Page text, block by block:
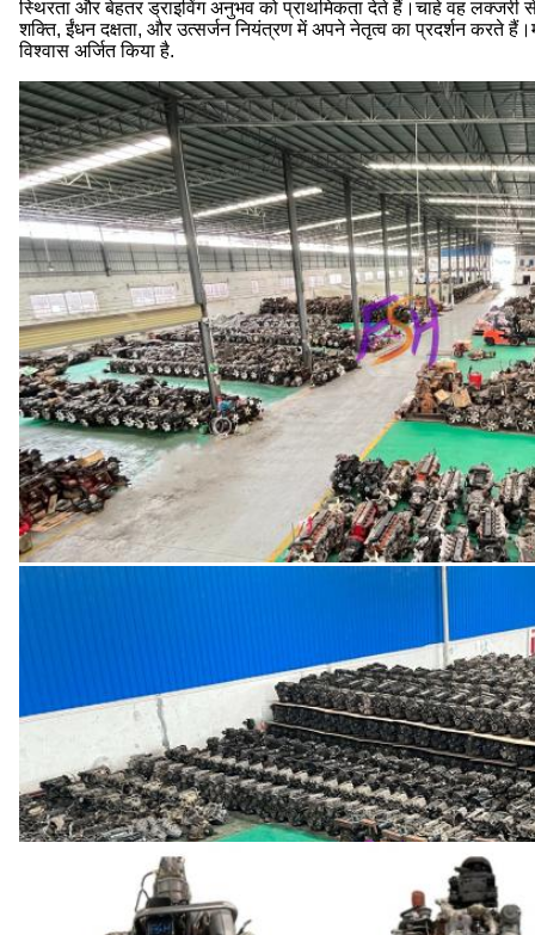
स्थिरता और बेहतर ड्राइविंग अनुभव को प्राथमिकता देते हैं।चाहे वह लक्जरी
शक्ति, ईंधन दक्षता, और उत्सर्जन नियंत्रण में अपने नेतृत्व का प्रदर्शन करते
विश्वास अर्जित किया है.